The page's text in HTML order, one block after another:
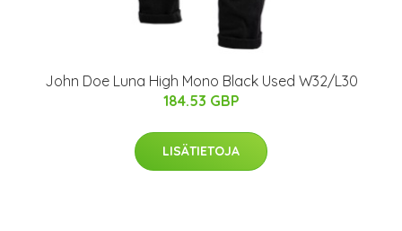
John Doe Luna High Mono Black Used W32/L30
184.53 GBP
LISÄTIETOJA